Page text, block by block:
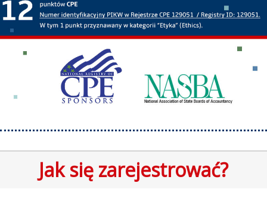
Jak się zarejestrować?